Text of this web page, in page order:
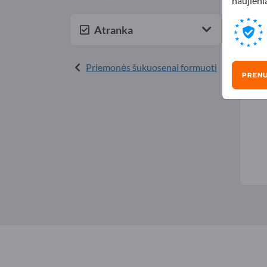
Atranka
Priemonės šukuosenai formuoti